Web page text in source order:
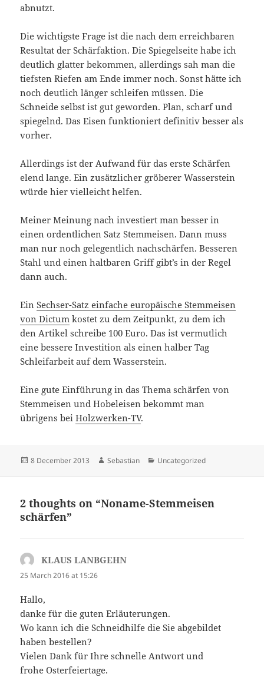
abnutzt.
Die wichtigste Frage ist die nach dem erreichbaren
Resultat der Schärfaktion. Die Spiegelseite habe ich
deutlich glatter bekommen, allerdings sah man die
tiefsten Riefen am Ende immer noch. Sonst hätte ich
noch deutlich länger schleifen müssen. Die
Schneide selbst ist gut geworden. Plan, scharf und
spiegelnd. Das Eisen funktioniert definitiv besser als
vorher.
Allerdings ist der Aufwand für das erste Schärfen
elend lange. Ein zusätzlicher gröberer Wasserstein
würde hier vielleicht helfen.
Meiner Meinung nach investiert man besser in
einen ordentlichen Satz Stemmeisen. Dann muss
man nur noch gelegentlich nachschärfen. Besseren
Stahl und einen haltbaren Griff gibt’s in der Regel
dann auch.
EinSechser-Satz einfache europäische Stemmeisen
von Dictum kostet zu dem Zeitpunkt, zu dem ich
den Artikel schreibe 100 Euro. Das ist vermutlich
eine bessere Investition als einen halber Tag
Schleifarbeit auf dem Wasserstein.
Eine gute Einführung in das Thema schärfen von
Stemmeisen und Hobeleisen bekommt man
übrigens beiHolzwerken-TV.
Posted
8 December 2013 Author
Sebastian Categories
Uncategorized
2 thoughts on “Noname-Stemmeisen
schärfen”
KLAUS LANBGEHN
25 March 2016 at 15:26
Hallo,
danke für die guten Erläuterungen.
Wo kann ich die Schneidhilfe die Sie abgebildet
haben bestellen?
Vielen Dank für Ihre schnelle Antwort und
frohe Osterfeiertage.